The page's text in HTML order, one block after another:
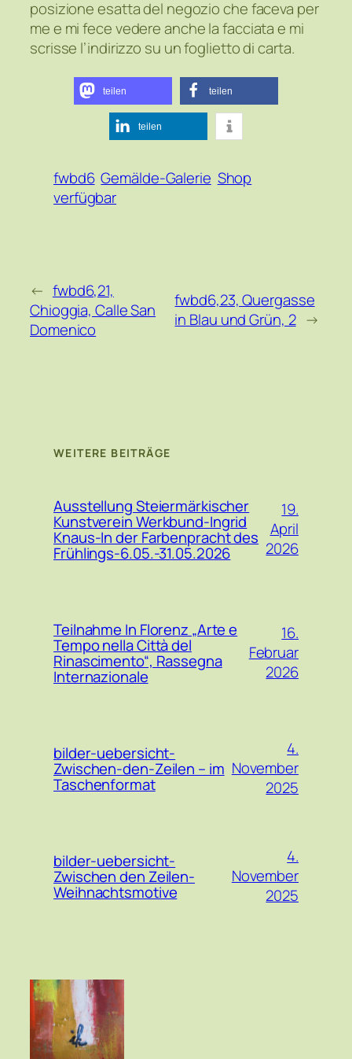
posizione esatta del negozio che faceva per
me e mi fece vedere anche la facciata e mi
scrisse l’indirizzo su un foglietto di carta.
teilen teilen
teilen
fwbd6 Gemälde-Galerie Shop
verfügbar
← fwbd6,21,
Chioggia, Calle San
Domenico
fwbd6,23, Quergasse
in Blau und Grün, 2 →
WEITERE BEITRÄGE
Ausstellung Steiermärkischer
Kunstverein Werkbund-Ingrid
Knaus-In der Farbenpracht des
Frühlings-6.05.-31.05.2026
19.
April
2026
Teilnahme In Florenz „Arte e
Tempo nella Città del
Rinascimento“, Rassegna
Internazionale
16.
Februar
2026
bilder-uebersicht-
Zwischen-den-Zeilen – im
Taschenformat
4.
November
2025
bilder-uebersicht-
Zwischen den Zeilen-
Weihnachtsmotive
4.
November
2025